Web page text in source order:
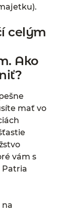
celým
Ako
mať vo
vám s
Patria
na